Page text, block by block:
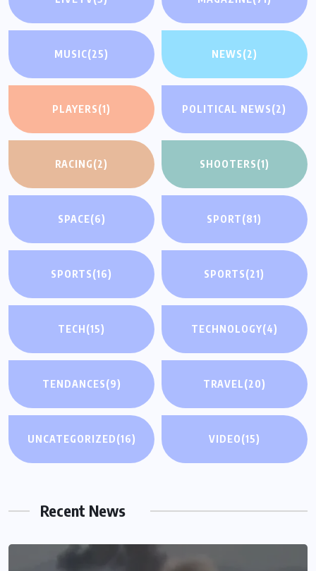
MUSIC(25) NEWS(2)
PLAYERS(1) POLITICAL NEWS(2)
RACING(2) SHOOTERS(1)
SPACE(6) SPORT(81)
SPORTS(16) SPORTS(21)
TECH(15) TECHNOLOGY(4)
TENDANCES(9) TRAVEL(20)
UNCATEGORIZED(16) VIDEO(15)
Recent News